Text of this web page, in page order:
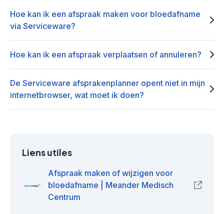
Hoe kan ik een afspraak maken voor bloedafname
via Serviceware?
Hoe kan ik een afspraak verplaatsen of annuleren?
De Serviceware afsprakenplanner opent niet in mijn
internetbrowser, wat moet ik doen?
Liens utiles
Afspraak maken of wijzigen voor
bloedafname | Meander Medisch
Centrum